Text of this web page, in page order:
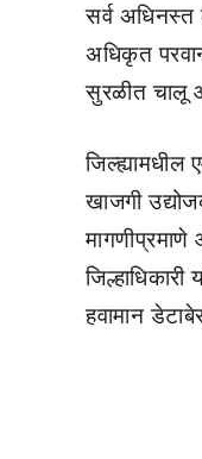
सर्व
अधिकृत
सुरळीत चालू
खाजगी
हवामान